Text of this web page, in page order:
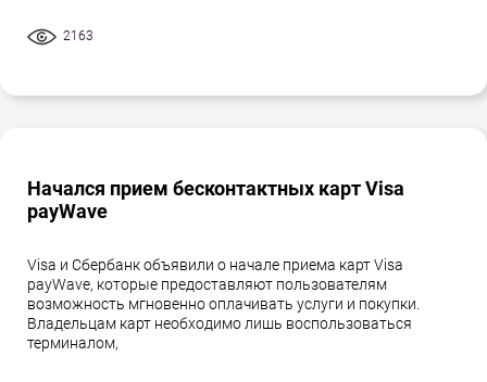
2163
Начался прием бесконтактных карт Visa
payWave
Visa и Сбербанк объявили о начале приема карт Visa
payWave, которые предоставляют пользователям
возможность мгновенно оплачивать услуги и покупки.
Владельцам карт необходимо лишь воспользоваться
терминалом,